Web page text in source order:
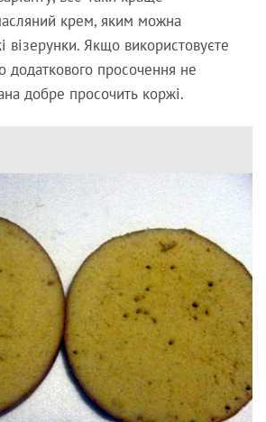
крем, яким можна
візерунки. Якщо використовуєте
додаткового просочення не
добре просочить коржі.